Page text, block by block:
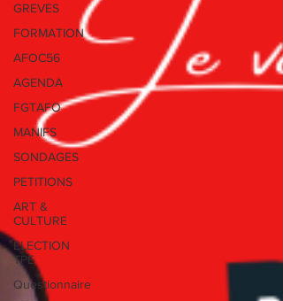
GREVES
FORMATION
AFOC56
AGENDA
FGTAFO
MANIFS
SONDAGES
PETITIONS
ART &
CULTURE
ELECTION
TPE
Questionnaire